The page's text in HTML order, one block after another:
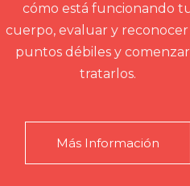
cómo está funcionando
cuerpo, evaluar y reconocer
puntos débiles y
tratarlos.
Más Información